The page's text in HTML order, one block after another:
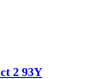
2 93Y